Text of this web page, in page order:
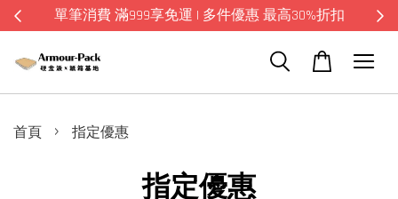
單筆消費 滿999享免運 | 多件優惠 最高30%折扣
首頁 › 指定優惠
指定優惠